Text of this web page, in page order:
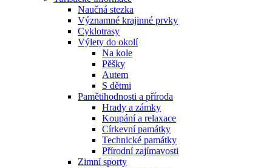
Naučná stezka
Významné krajinné prvky
Cyklotrasy
Výlety do okolí
Na kole
Pěšky
Autem
S dětmi
Pamětihodnosti a příroda
Hrady a zámky
Koupání a relaxace
Církevní památky
Technické památky
Přírodní zajímavosti
Zimní sporty